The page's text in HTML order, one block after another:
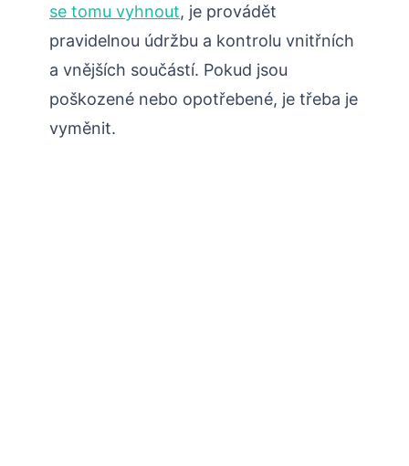
se tomu vyhnout, je provádět
pravidelnou údržbu a kontrolu vnitřních
a vnějších součástí. Pokud jsou
poškozené nebo opotřebené, je třeba je
vyměnit.